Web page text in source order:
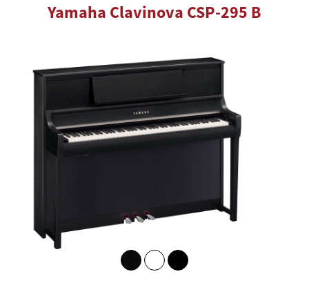
Yamaha Clavinova CSP-295 B